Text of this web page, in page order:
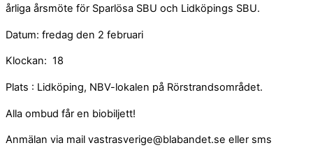
årliga årsmöte för Sparlösa SBU och Lidköpings SBU.
Datum: fredag den 2 februari
Klockan: 18
Plats : Lidköping, NBV-lokalen på Rörstrandsområdet.
Alla ombud får en biobiljett!
Anmälan via mail vastrasverige@blabandet.se eller sms